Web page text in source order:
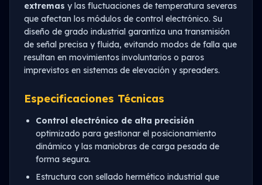
extremas y las fluctuaciones de temperatura severas
que afectan los módulos de control electrónico. Su
diseño de grado industrial garantiza una transmisión
de señal precisa y fluida, evitando modos de falla que
resultan en movimientos involuntarios o paros
imprevistos en sistemas de elevación y spreaders.
Especificaciones Técnicas
Control electrónico de alta precisión
optimizado para gestionar el posicionamiento
dinámico y las maniobras de carga pesada de
forma segura.
Estructura con sellado hermético industrial que